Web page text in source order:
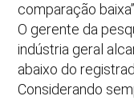
comparação
O gerente da
indústria geral
abaixo do
Considerando